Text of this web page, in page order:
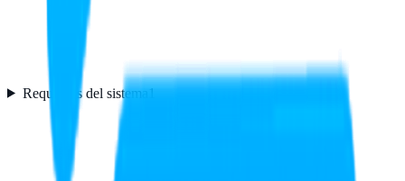
Requisitos del sistema1